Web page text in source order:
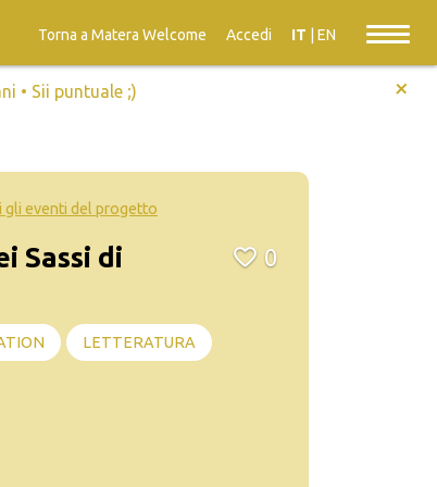
Torna a Matera Welcome Accedi IT EN
• Sii puntuale ;) +
gli eventi del progetto
Sassi di
0
LETTERATURA